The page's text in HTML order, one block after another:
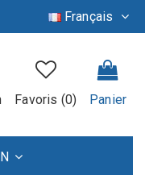
Français
Favoris (0) Panier